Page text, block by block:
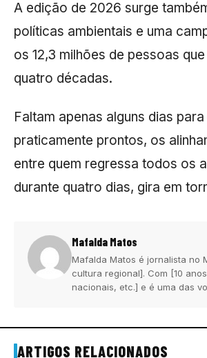
A edição de 2026 surge
políticas ambientais e uma
os 12,3 milhões de pessoas
quatro décadas.
Faltam apenas alguns dias
praticamente prontos, os
entre quem regressa todos os
durante quatro dias, gira em
Mafalda Matos
Mafalda Matos é jornalista no
cultura regional]. Com [10
nacionais, etc.] e é uma das
ARTIGOS RELACIONADOS